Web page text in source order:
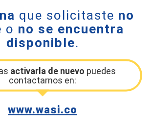
que solicitaste no
o no se encuentra
disponible.
activarla de nuevo puedes
contactarnos en:
www.wasi.co